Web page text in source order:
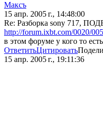
Максъ
15 апр. 2005 г., 14:48:00
Re: Разборка sony 717,
http://forum.ixbt.com/0020/
в этом форуме у кого то
ОтветитьЦитировать
15 апр. 2005 г., 19:11:36